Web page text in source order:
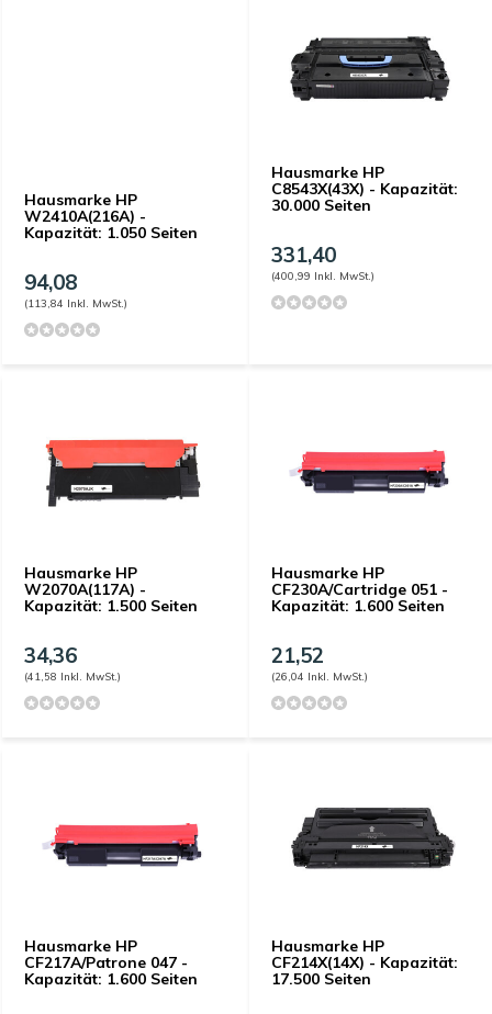
Hausmarke HP
W2410A(216A) -
Kapazität: 1.050 Seiten
94,08
(113,84 Inkl. MwSt.)
Hausmarke HP
C8543X(43X) - Kapazität:
30.000 Seiten
331,40
(400,99 Inkl. MwSt.)
Hausmarke HP
W2070A(117A) -
Kapazität: 1.500 Seiten
34,36
(41,58 Inkl. MwSt.)
Hausmarke HP
CF230A/Cartridge 051 -
Kapazität: 1.600 Seiten
21,52
(26,04 Inkl. MwSt.)
Hausmarke HP
CF217A/Patrone 047 -
Kapazität: 1.600 Seiten
Hausmarke HP
CF214X(14X) - Kapazität:
17.500 Seiten